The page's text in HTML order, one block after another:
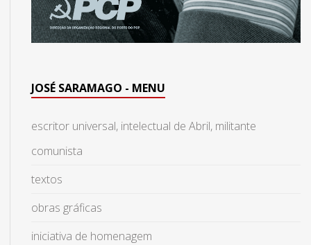
JOSÉ SARAMAGO - MENU
escritor universal, intelectual de Abril, militante
comunista
textos
obras gráficas
iniciativa de homenagem